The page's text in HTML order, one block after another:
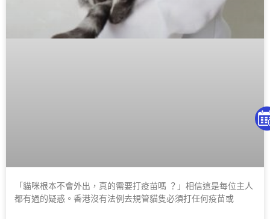
「貓咪根本不會外出，真的需要打疫苗嗎 ？」相信這是每位主人
都有過的疑惑。香港沒有法例去規管貓隻必須打任何疫苗或